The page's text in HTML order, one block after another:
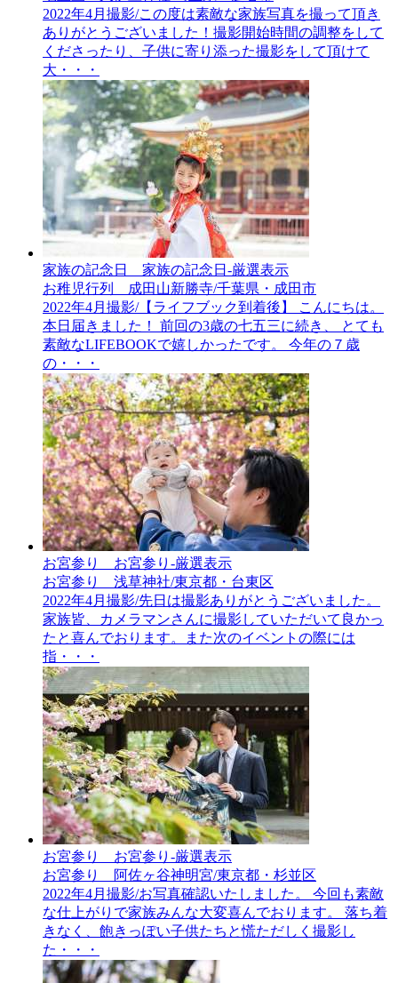
2022年4月撮影/この度は素敵な家族写真を撮って頂き
ありがとうございました！撮影開始時間の調整をして
くださったり、子供に寄り添った撮影をして頂けて
大・・・
家族の記念日__家族の記念日-厳選表示
お稚児行列 成田山新勝寺/千葉県・成田市
2022年4月撮影/【ライフブック到着後】 こんにちは。
本日届きました！ 前回の3歳の七五三に続き、 とても
素敵なLIFEBOOKで嬉しかったです。 今年の７歳
の・・・
お宮参り__お宮参り-厳選表示
お宮参り 浅草神社/東京都・台東区
2022年4月撮影/先日は撮影ありがとうございました。
家族皆、カメラマンさんに撮影していただいて良かっ
たと喜んでおります。また次のイベントの際には
指・・・
お宮参り__お宮参り-厳選表示
お宮参り 阿佐ヶ谷神明宮/東京都・杉並区
2022年4月撮影/お写真確認いたしました。 今回も素敵
な仕上がりで家族みんな大変喜んでおります。 落ち着
きなく、飽きっぽい子供たちと慌ただしく撮影し
た・・・